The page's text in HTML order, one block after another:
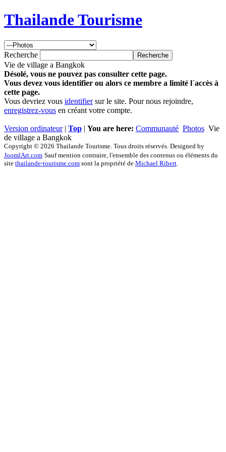
Thailande Tourisme
Recherche
Vie de village a Bangkok
Désolé, vous ne pouvez pas consulter cette page.
Vous devez vous identifier ou alors ce membre a limité l´accès à
cette page.
Vous devriez vous identifiersur le site. Pour nous rejoindre,
enregistrez-vous en créant votre compte.
Version ordinateur| Top | You are here: Communauté Photos Vie
de village a Bangkok
Copyright © 2026 Thailande Tourisme. Tous droits réservés. Designed by
JoomlArt.com Sauf mention contraire, l'ensemble des contenus ou éléments du
site thailande-tourisme.com sont la propriété de Michael Ribert